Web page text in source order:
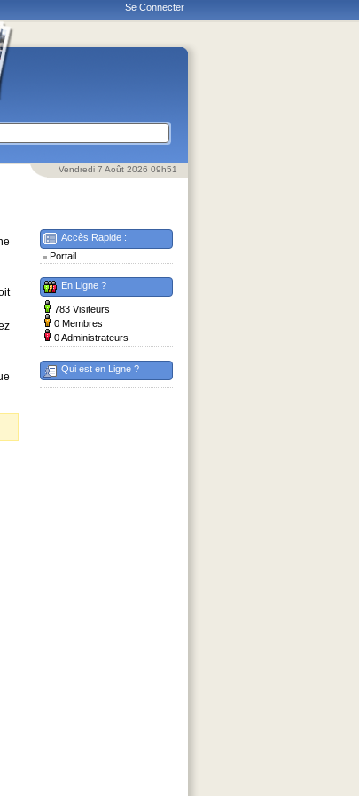
Se Connecter
Vendredi 7 Août 2026 09h51
Accès Rapide :
Portail
En Ligne ?
783 Visiteurs
0 Membres
0 Administrateurs
Qui est en Ligne ?